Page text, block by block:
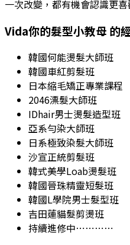
一次改變，都有機會認識更喜
Vida你的髮型小教母 的
韓國何能燙髮大師班
韓國車紅剪髮班
日本縮毛矯正專業課程
2046漂髮大師班
IDhair男士燙髮造型班
亞系勻染大師班
日系極致染髮大師班
沙宣正統剪髮班
韓式美學Loab燙髮班
韓國晉珠精靈短髮班
韓國L學院男士髮型班
吉田蓮貓髮剪燙班
持續進修中⋯⋯⋯⋯